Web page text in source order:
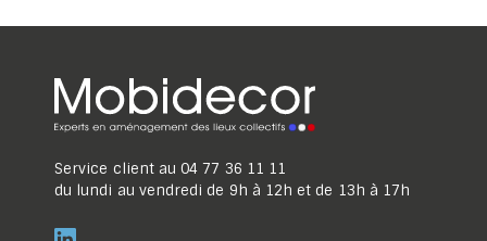
Service client au 04 77 36 11 11
du lundi au vendredi de 9h à 12h et de 13h à 17h